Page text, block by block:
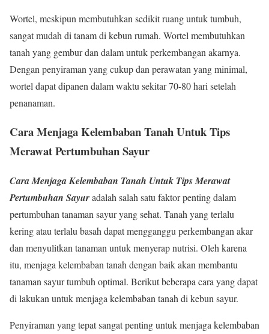
Wortel, meskipun membutuhkan sedikit ruang untuk tumbuh,
sangat mudah di tanam di kebun rumah. Wortel membutuhkan
tanah yang gembur dan dalam untuk perkembangan akarnya.
Dengan penyiraman yang cukup dan perawatan yang minimal,
wortel dapat dipanen dalam waktu sekitar 70-80 hari setelah
penanaman.
Cara Menjaga Kelembaban Tanah Untuk Tips
Merawat Pertumbuhan Sayur
Cara Menjaga Kelembaban Tanah Untuk Tips Merawat
Pertumbuhan Sayuradalah salah satu faktor penting dalam
pertumbuhan tanaman sayur yang sehat. Tanah yang terlalu
kering atau terlalu basah dapat mengganggu perkembangan akar
dan menyulitkan tanaman untuk menyerap nutrisi. Oleh karena
itu, menjaga kelembaban tanah dengan baik akan membantu
tanaman sayur tumbuh optimal. Berikut beberapa cara yang dapat
di lakukan untuk menjaga kelembaban tanah di kebun sayur.
Penyiraman yang tepat sangat penting untuk menjaga kelembaban